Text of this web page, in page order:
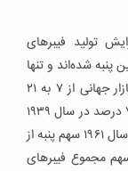
تولید فیبرهای
پنبه شده‌اند و تنها
در طول دهه‌ی ۱۹۵۰ تا ۱۹۶۵ مصرف مواد فیبری در بازار جهانی از ۷ به ۲۱
درصد افزایش پیدا کرده، در حالی که مصرف پنبه از ۷۴ درصد در سال ۱۹۳۹
به ۶۳ درصد در سال ۱۹۶۱ کاهش یافته است. البته در سال ۱۹۶۱ سهم پنبه از
مجموع فیبرهای